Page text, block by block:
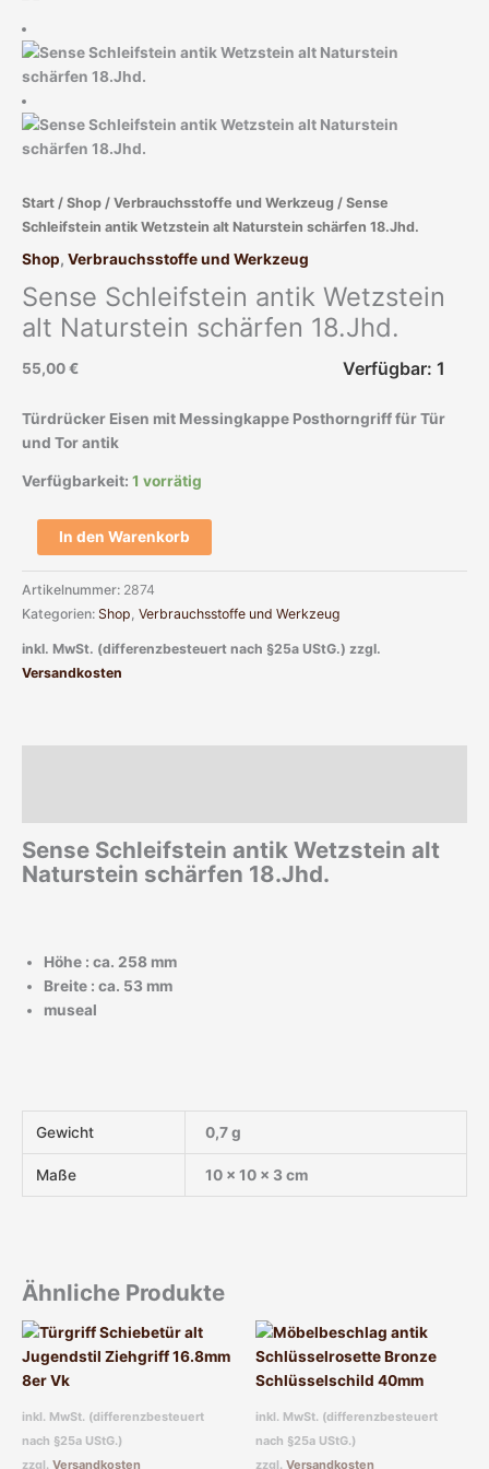
Start / Shop / Verbrauchsstoffe und Werkzeug / Sense
Schleifstein antik Wetzstein alt Naturstein schärfen 18.Jhd.
Shop, Verbrauchsstoffe und Werkzeug
Sense Schleifstein antik Wetzstein
alt Naturstein schärfen 18.Jhd.
55,00€ Verfügbar: 1
Türdrücker Eisen mit Messingkappe Posthorngriff für Tür
und Tor antik
Verfügbarkeit: 1 vorrätig
alt
Naturstein
18.Jhd.
Menge
In den Warenkorb
Artikelnummer: 2874
Kategorien: Shop, Verbrauchsstoffe und Werkzeug
inkl. MwSt. (differenzbesteuert nach §25a UStG.) zzgl.
Versandkosten
Sense Schleifstein antik Wetzstein alt
Naturstein schärfen 18.Jhd.
Höhe : ca. 258 mm
Breite : ca. 53 mm
museal
Gewicht 0,7 g
Maße 10 × 10 × 3 cm
Ähnliche Produkte
inkl. MwSt. (differenzbesteuert
nach §25a UStG.)
zzgl. Versandkosten
inkl. MwSt. (differenzbesteuert
nach §25a UStG.)
zzgl. Versandkosten